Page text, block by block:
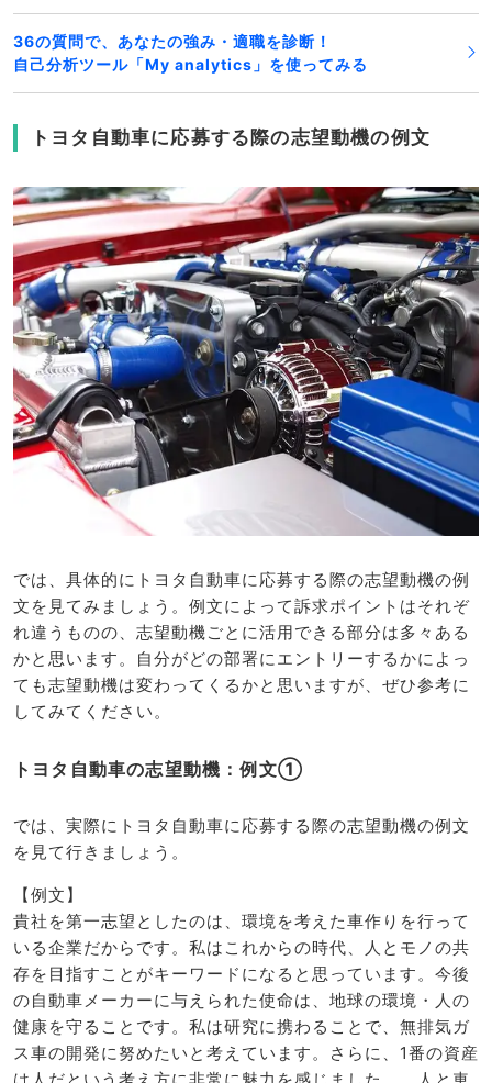
36の質問で、あなたの強み・適職を診断！
自己分析ツール「My analytics」を使ってみる
トヨタ自動車に応募する際の志望動機の例文
では、具体的にトヨタ自動車に応募する際の志望動機の例
文を見てみましょう。例文によって訴求ポイントはそれぞ
れ違うものの、志望動機ごとに活用できる部分は多々ある
かと思います。自分がどの部署にエントリーするかによっ
ても志望動機は変わってくるかと思いますが、ぜひ参考に
してみてください。
トヨタ自動車の志望動機：例文①
では、実際にトヨタ自動車に応募する際の志望動機の例文
を見て行きましょう。
【例文】
貴社を第一志望としたのは、環境を考えた車作りを行って
いる企業だからです。私はこれからの時代、人とモノの共
存を目指すことがキーワードになると思っています。今後
の自動車メーカーに与えられた使命は、地球の環境・人の
健康を守ることです。私は研究に携わることで、無排気ガ
ス車の開発に努めたいと考えています。さらに、1番の資産